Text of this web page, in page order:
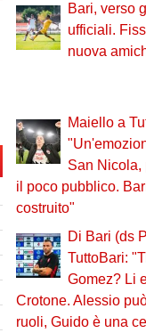
Bari, verso
ufficiali.
nuova
Maiello a
San Nicola,
il poco pubblico.
costruito"
Di Bari (ds
TuttoBari:
Gomez? Li
Crotone. Alessio
ruoli, Guido è una